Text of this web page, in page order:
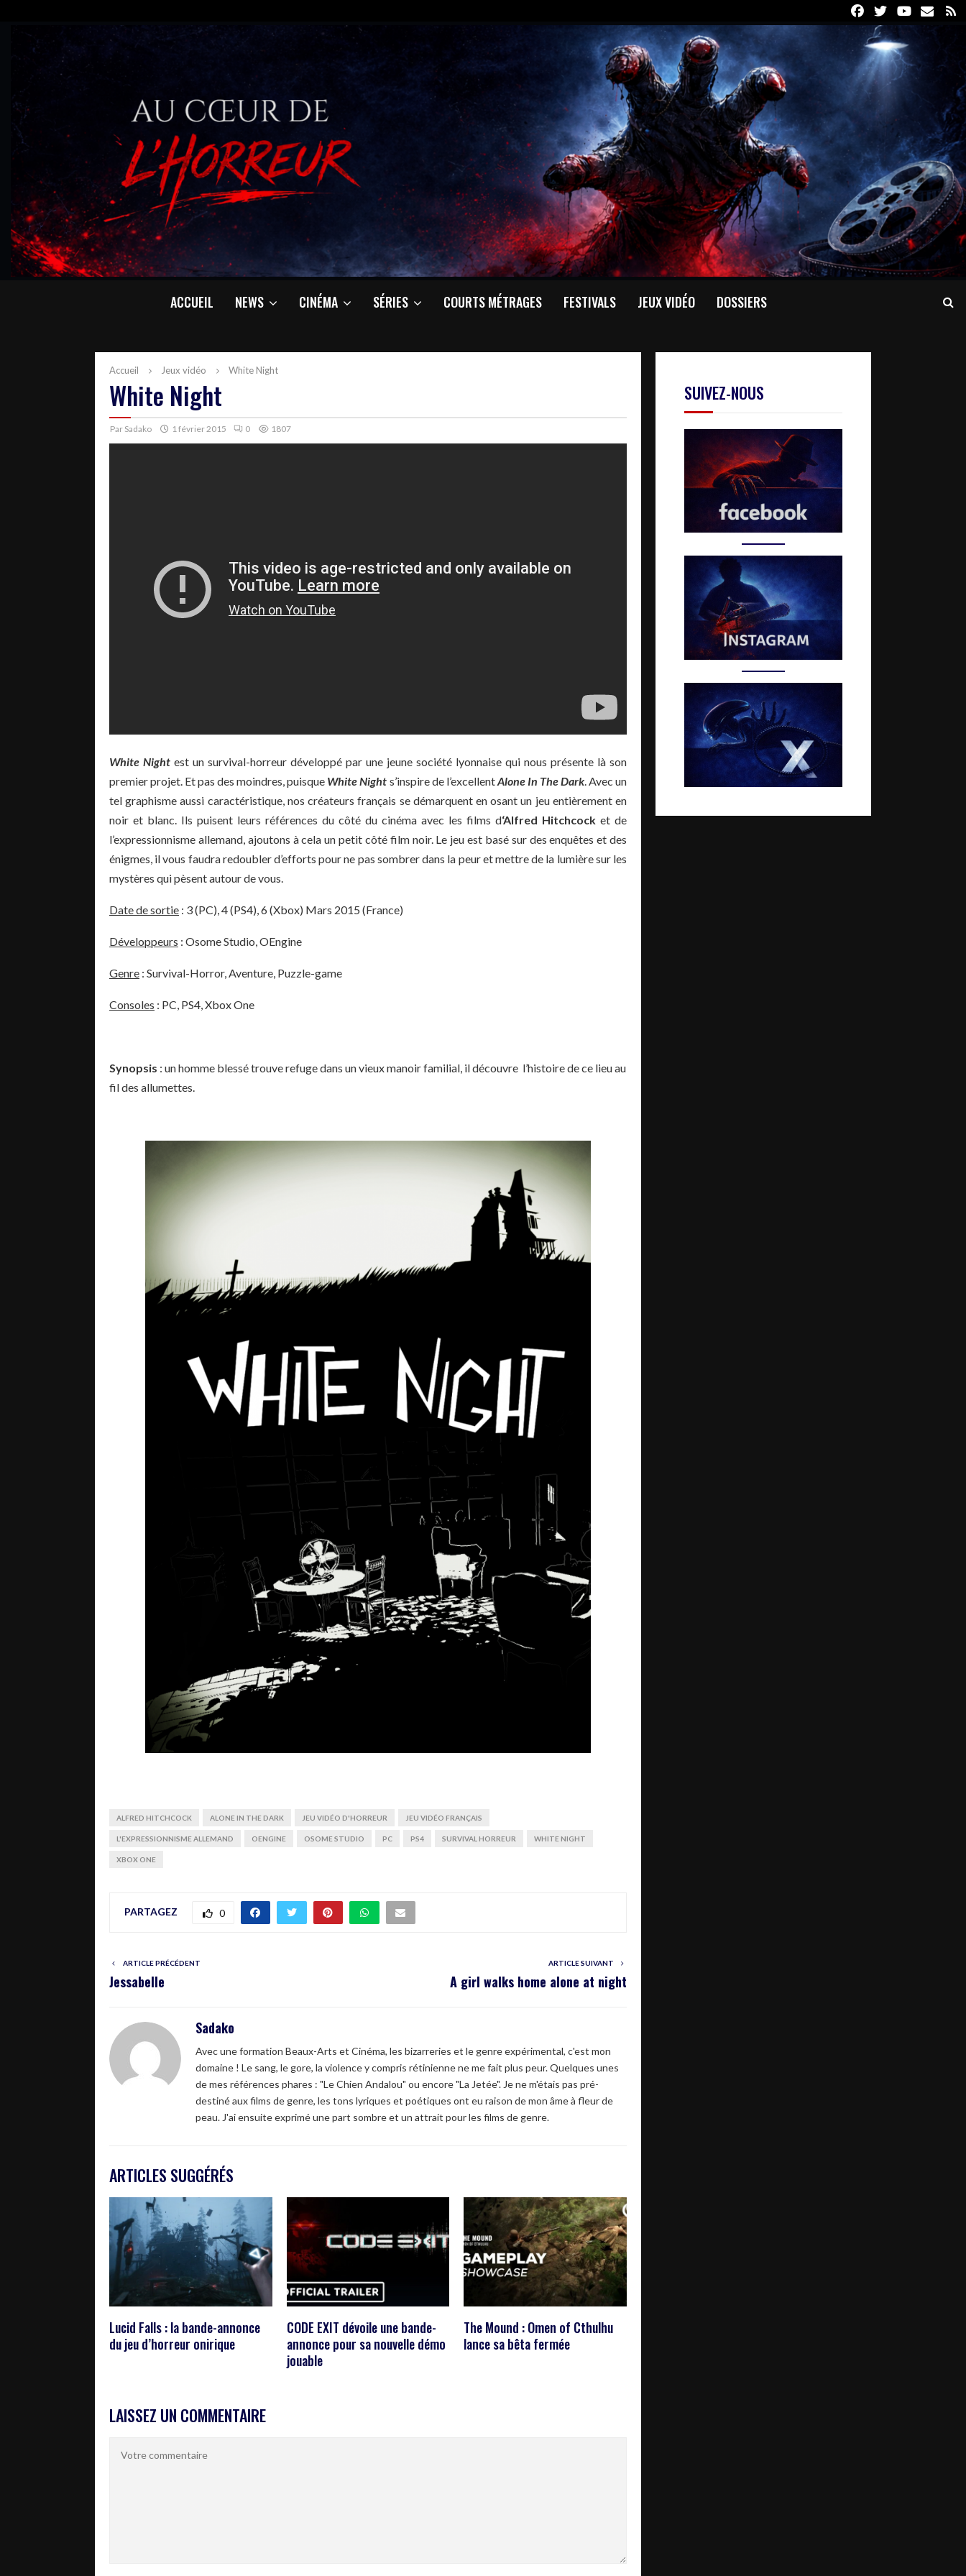
FacebookTwitterYoutube
Email
ACCUEIL NEWS CINÉMA SÉRIES COURTS MÉTRAGES FESTIVALS JEUX VIDÉO DOSSIERS
Accueil Jeux vidéo White Night
White Night
Par Sadako 1 février 2015 0 1807
White Night est un survival-horreur développé par une jeune société lyonnaise qui nous présente là son
premier projet. Et pas des moindres, puisque White Night s’inspire de l’excellentAlone In The Dark. Avec un
tel graphisme aussi caractéristique, nos créateurs français se démarquent en osant un jeu entièrement en
noir et blanc. Ils puisent leurs références du côté du cinéma avec les films d‘Alfred Hitchcock et de
l’expressionnisme allemand, ajoutons à cela un petit côté film noir. Le jeu est basé sur des enquêtes et des
énigmes, il vous faudra redoubler d’efforts pour ne pas sombrer dans la peur et mettre de la lumière sur les
mystères qui pèsent autour de vous.
Date de sortie : 3 (PC), 4 (PS4), 6 (Xbox) Mars 2015 (France)
Développeurs : Osome Studio, OEngine
Genre : Survival-Horror, Aventure, Puzzle-game
Consoles : PC, PS4, Xbox One
Synopsis : un homme blessé trouve refuge dans un vieux manoir familial, il découvre l’histoire de ce lieu au
fil des allumettes.
ALFRED HITCHCOCK ALONE IN THE DARK JEU VIDÉO D'HORREUR JEU VIDÉO FRANÇAIS
L'EXPRESSIONNISME ALLEMAND OENGINE OSOME STUDIO PC PS4 SURVIVAL HORREUR WHITE NIGHT
XBOX ONE
PARTAGEZ 0
ARTICLE PRÉCÉDENT
Jessabelle
ARTICLE SUIVANT
A girl walks home alone at night
Sadako
Avec une formation Beaux-Arts et Cinéma, les bizarreries et le genre expérimental, c'est mon
domaine ! Le sang, le gore, la violence y compris rétinienne ne me fait plus peur. Quelques unes
de mes références phares : "Le Chien Andalou" ou encore "La Jetée". Je ne m'étais pas pré-
destiné aux films de genre, les tons lyriques et poétiques ont eu raison de mon âme à fleur de
peau. J'ai ensuite exprimé une part sombre et un attrait pour les films de genre.
ARTICLES SUGGÉRÉS
Lucid Falls : la bande-annonce
du jeu d’horreur onirique
CODE EXIT dévoile une bande-
annonce pour sa nouvelle démo
jouable
The Mound : Omen of Cthulhu
lance sa bêta fermée
LAISSEZ UN COMMENTAIRE
SUIVEZ-NOUS